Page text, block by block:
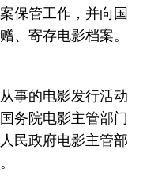
保管工作，并向国
、寄存电影档案。
的电影发行活动
务院电影主管部门
民政府电影主管部